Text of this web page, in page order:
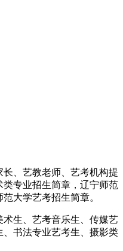
、艺教老师、艺考机构提
类专业招生简章，辽宁师范
大学艺考招生简章。
术生、艺考音乐生、传媒艺
书法专业艺考生、摄影类